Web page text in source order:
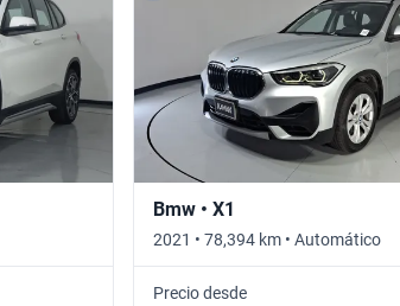
Bmw • X1
2021 • 78,394 km • Automático
Precio desde